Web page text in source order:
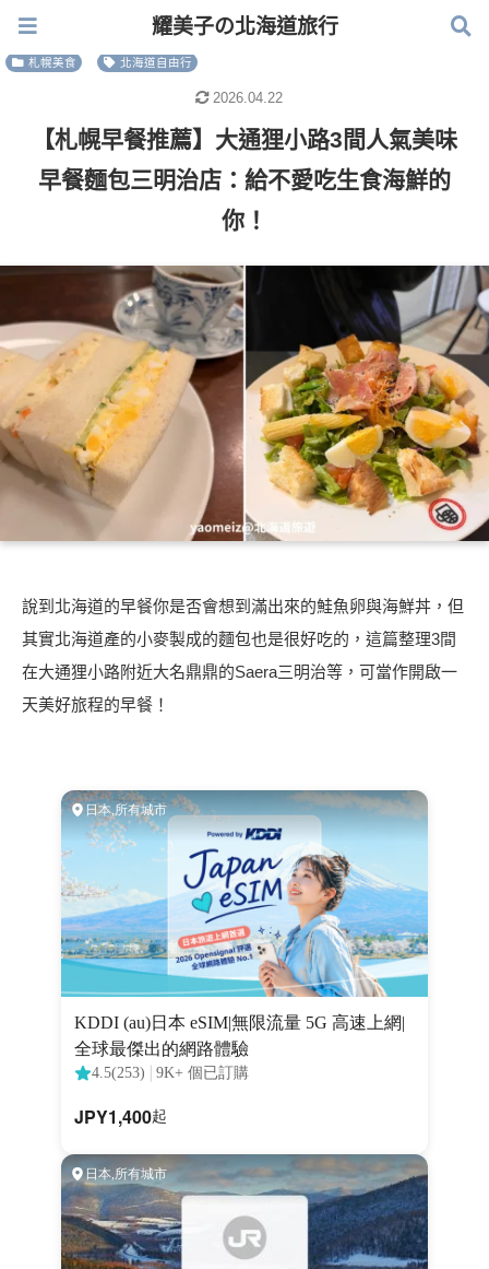
耀美子の北海道旅行
札幌美食 北海道自由行
【札幌早餐推薦】大通狸小路3間人氣美味
早餐麵包三明治店：給不愛吃生食海鮮的
你！
2026.04.22
說到北海道的早餐你是否會想到滿出來的鮭魚卵與海鮮丼，但
其實北海道產的小麥製成的麵包也是很好吃的，這篇整理3間
在大通狸小路附近大名鼎鼎的Saera三明治等，可當作開啟一
天美好旅程的早餐！
耀美子の北海道旅行